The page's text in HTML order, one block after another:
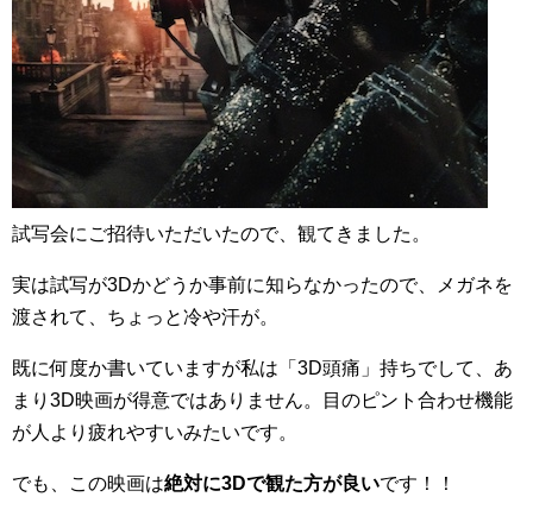
試写会にご招待いただいたので、観てきました。
実は試写が3Dかどうか事前に知らなかったので、メガネを
渡されて、ちょっと冷や汗が。
既に何度か書いていますが私は「3D頭痛」持ちでして、あ
まり3D映画が得意ではありません。目のピント合わせ機能
が人より疲れやすいみたいです。
でも、この映画は絶対に3Dで観た方が良いです！！